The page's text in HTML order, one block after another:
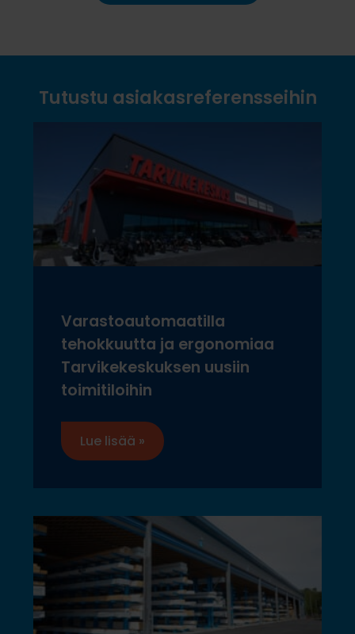
Tutustu asiakasreferensseihin
Varastoautomaatilla
tehokkuutta ja ergonomiaa
Tarvikekeskuksen uusiin
toimitiloihin
Lue lisää »